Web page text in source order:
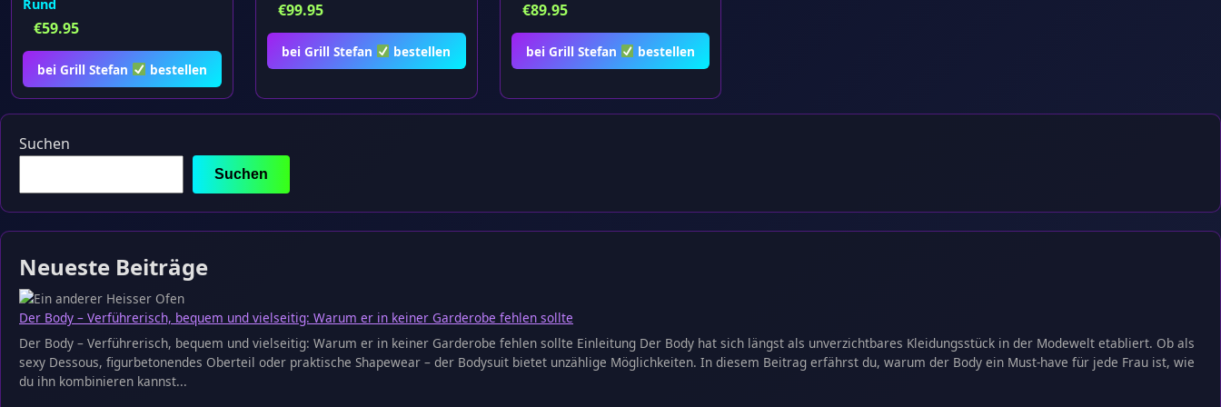
Rund
€59.95
bei Grill Stefan bestellen
€99.95
bei Grill Stefan bestellen
€89.95
bei Grill Stefan bestellen
Suchen
Suchen
Neueste Beiträge
Der Body – Verführerisch, bequem und vielseitig: Warum er in keiner Garderobe fehlen sollte
Der Body – Verführerisch, bequem und vielseitig: Warum er in keiner Garderobe fehlen sollte Einleitung Der Body hat sich längst als unverzichtbares Kleidungsstück in der Modewelt etabliert. Ob als
sexy Dessous, figurbetonendes Oberteil oder praktische Shapewear – der Bodysuit bietet unzählige Möglichkeiten. In diesem Beitrag erfährst du, warum der Body ein Must-have für jede Frau ist, wie
du ihn kombinieren kannst...